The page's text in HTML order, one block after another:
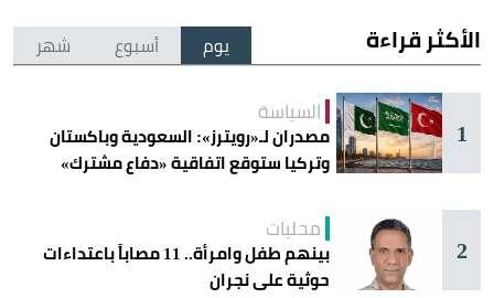
الأكثر قراءة يوم أسبوع شهر
1
السياسة
مصدران لـ«رويترز»: السعودية وباكستان
وتركيا ستوقع اتفاقية «دفاع مشترك»
2
محليات
بينهم طفل وامرأة.. 11 مصاباً باعتداءات
حوثية على نجران